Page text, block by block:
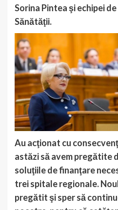
Sorina Pintea şi echipei
Sănătăţii.
Au acţionat cu
astăzi să avem pregătite
soluţiile de finanţare
trei spitale regionale.
pregătit şi sper să